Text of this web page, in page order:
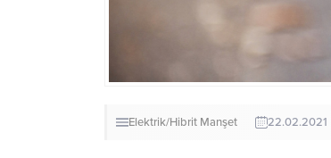
Elektrik/Hibrit Manşet 22.02.2021